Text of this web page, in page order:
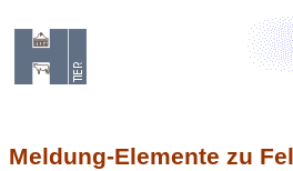
Meldung-Elemente zu